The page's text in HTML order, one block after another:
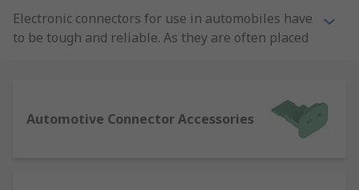
Electronic connectors for use in automobiles have
to be tough and reliable. As they are often placed
have a good degree of heat resistance. Also, due
Automotive Connector Accessories